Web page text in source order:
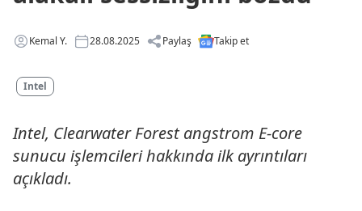
Kemal Y. 28.08.2025 Paylaş Takip et
Intel
Intel, Clearwater Forest angstrom E-core
sunucu işlemcileri hakkında ilk ayrıntıları
açıkladı.